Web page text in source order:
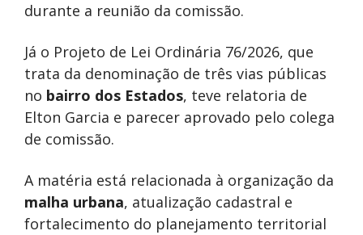
durante a reunião da comissão.
Já o Projeto de Lei Ordinária 76/2026, que
trata da denominação de três vias públicas
no bairro dos Estados, teve relatoria de
Elton Garcia e parecer aprovado pelo colega
de comissão.
A matéria está relacionada à organização da
malha urbana, atualização cadastral e
fortalecimento do planejamento territorial